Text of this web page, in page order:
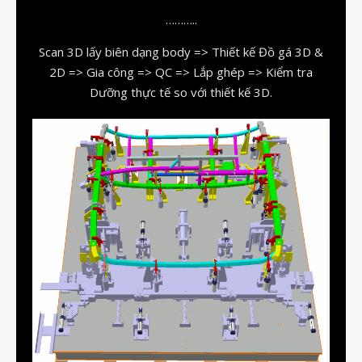
đánh đổi độ bền và chịu nhiệt
đọc datasheet vật liệu in 3D
phun hạt mài chi tiết in 3D
Tháng Tám 2026
Tháng Bảy 2026
Tháng Năm 2026
Tháng Tư 2026
Tháng Ba 2026
Tháng Hai 2026
………..
Scan 3D lấy biên dạng body => Thiết kế Đồ gá 3D &
2D => Gia công => QC => Lắp ghép => Kiểm tra
Dưỡng thực tế so với thiết kế 3D.